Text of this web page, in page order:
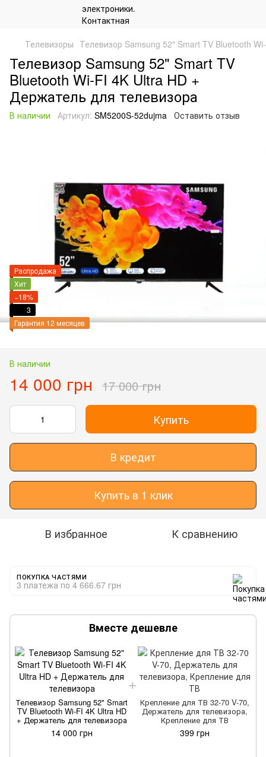
Телевизоры Телевизор Samsung 52" Smart TV Bluetooth
Телевизор Samsung 52" Smart TV
Bluetooth Wi-FI 4K Ultra HD +
Держатель для телевизора
В наличии Артикул: SM5200S-52dujma Оставить отзыв
Распродажа
Хит
−18%
3
Гарантия 12 месяцев
В наличии
14 000 грн 17 000 грн
Купить
В кредит
Купить в 1 клик
В избранное К сравнению
ПОКУПКА ЧАСТЯМИ
3 платежа по 4 666.67 грн
Вместе дешевле
Телевизор Samsung 52" Smart
TV Bluetooth Wi-FI 4K Ultra HD
+ Держатель для телевизора
14 000 грн
Крепление для ТВ 32-70 V-70,
Держатель для телевизора,
Крепление для ТВ
399 грн